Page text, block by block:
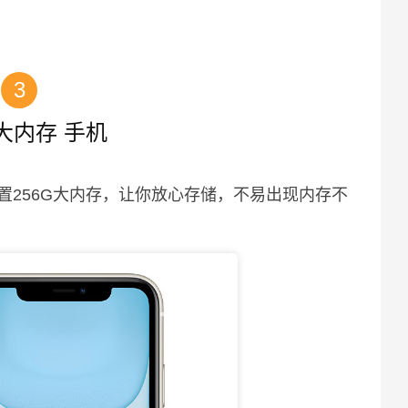
3
内存 手机
256G大内存，让你放心存储，不易出现内存不